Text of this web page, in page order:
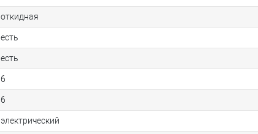
откидная
есть
есть
6
6
электрический